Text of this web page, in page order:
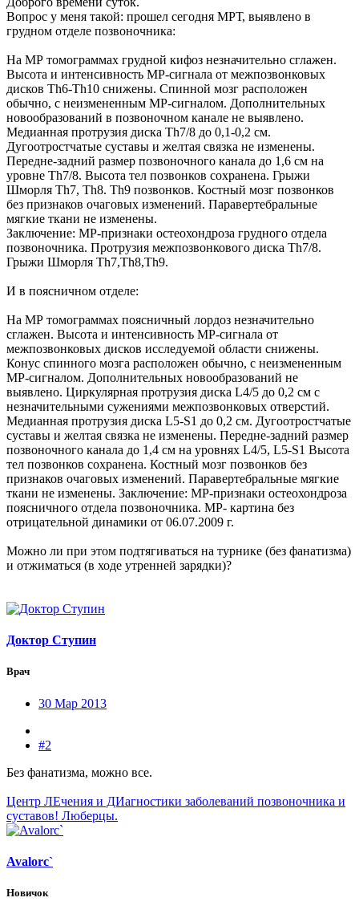
Вопрос у меня такой: прошел сегодня МРТ, выявлено в
грудном отделе позвоночника:
На МР томограммах грудной кифоз незначительно сглажен.
Высота и интенсивность МР-сигнала от межпозвонковых
дисков Th6-Th10 снижены. Спинной мозг расположен
обычно, с неизмененным МР-сигналом. Дополнительных
новообразований в позвоночном канале не выявлено.
Медианная протрузия диска Th7/8 до 0,1-0,2 см.
Дугоотростчатые суставы и желтая связка не изменены.
Передне-задний размер позвоночного канала до 1,6 см на
уровне Th7/8. Высота тел позвонков сохранена. Грыжи
Шморля Th7, Th8. Th9 позвонков. Костный мозг позвонков
без признаков очаговых изменений. Паравертебральные
мягкие ткани не изменены.
Заключение: МР-признаки остеохондроза грудного отдела
позвоночника. Протрузия межпозвонкового диска Th7/8.
Грыжи Шморля Th7,Th8,Th9.
И в поясничном отделе:
На МР томограммах поясничный лордоз незначительно
сглажен. Высота и интенсивность МР-сигнала от
межпозвонковых дисков исследуемой области снижены.
Конус спинного мозга расположен обычно, с неизмененным
МР-сигналом. Дополнительных новообразований не
выявлено. Циркулярная протрузия диска L4/5 до 0,2 см с
незначительными сужениями межпозвонковых отверстий.
Медианная протрузия диска L5-S1 до 0,2 см. Дугоотростчатые
суставы и желтая связка не изменены. Передне-задний размер
позвоночного канала до 1,4 см на уровнях L4/5, L5-S1 Высота
тел позвонков сохранена. Костный мозг позвонков без
признаков очаговых изменений. Паравертебральные мягкие
ткани не изменены. Заключение: МР-признаки остеохондроза
поясничного отдела позвоночника. МР- картина без
отрицательной динамики от 06.07.2009 г.
Можно ли при этом подтягиваться на турнике (без фанатизма)
и отжиматься (в ходе утренней зарядки)?
Доктор Ступин
Врач
30 Мар 2013
#2
Без фанатизма, можно все.
Центр ЛЕчения и ДИагностики заболеваний позвоночника и
суставов! Люберцы.
Avalorc`
Новичок